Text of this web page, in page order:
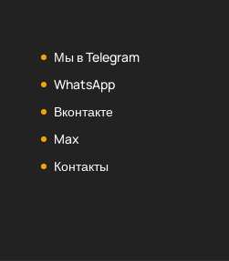
Мы в Telegram
WhatsApp
Вконтакте
Max
Контакты